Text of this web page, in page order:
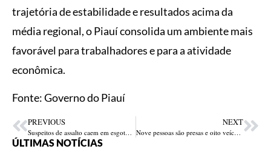
trajetória de estabilidade e resultados acima da
média regional, o Piauí consolida um ambiente mais
favorável para trabalhadores e para a atividade
econômica.
Fonte: Governo do Piauí
PREVIOUS
Suspeitos de assalto caem em esgoto durante fuga e são presos em Timon-MA
NEXT
Nove pessoas são presas e oito veículos roubados são recuperados na divisa com Ceará e Pernambuco durante a Operação Rota Segura
ÚLTIMAS NOTÍCIAS